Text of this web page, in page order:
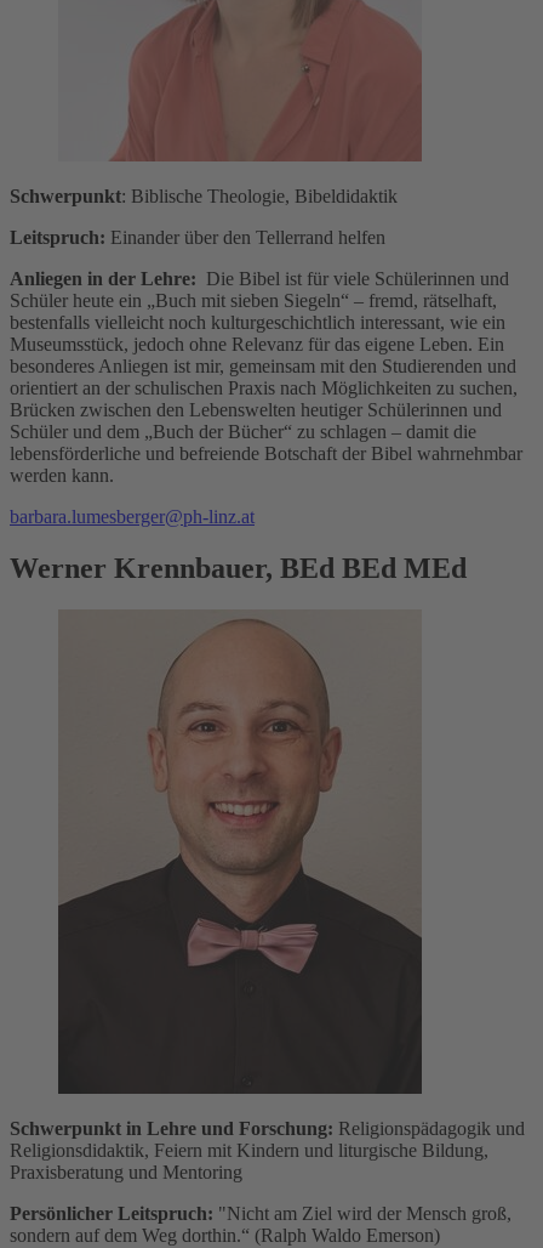
Schwerpunkt: Biblische Theologie, Bibeldidaktik
Leitspruch: Einander über den Tellerrand helfen
Anliegen in der Lehre: Die Bibel ist für viele Schülerinnen und
Schüler heute ein „Buch mit sieben Siegeln“ – fremd, rätselhaft,
bestenfalls vielleicht noch kulturgeschichtlich interessant, wie ein
Museumsstück, jedoch ohne Relevanz für das eigene Leben. Ein
besonderes Anliegen ist mir, gemeinsam mit den Studierenden und
orientiert an der schulischen Praxis nach Möglichkeiten zu suchen,
Brücken zwischen den Lebenswelten heutiger Schülerinnen und
Schüler und dem „Buch der Bücher“ zu schlagen – damit die
lebensförderliche und befreiende Botschaft der Bibel wahrnehmbar
werden kann.
barbara.lumesberger@ph-linz.at
Werner Krennbauer, BEd BEd MEd
Schwerpunkt in Lehre und Forschung: Religionspädagogik und
Religionsdidaktik, Feiern mit Kindern und liturgische Bildung,
Praxisberatung und Mentoring
Persönlicher Leitspruch: "Nicht am Ziel wird der Mensch groß,
sondern auf dem Weg dorthin.“ (Ralph Waldo Emerson)